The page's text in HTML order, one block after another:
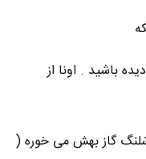
باشید . اونا از
گاز بهش می خوره (